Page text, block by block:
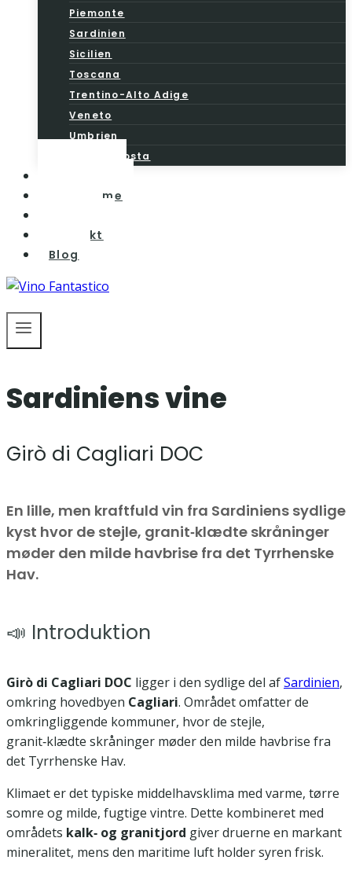
Piemonte
Sardinien
Sicilien
Toscana
Trentino-Alto Adige
Veneto
Umbrien
Valle d’Aosta
Vinturisme
Kontakt
Blog
Sardiniens vine
Girò di Cagliari DOC
En lille, men kraftfuld vin fra Sardiniens sydlige
kyst hvor de stejle, granit‑klædte skråninger
møder den milde havbrise fra det Tyrrhenske
Hav.
📣 Introduktion
Girò di Cagliari DOC ligger i den sydlige del afSardinien,
omkring hovedbyen Cagliari. Området omfatter de
omkringliggende kommuner, hvor de stejle,
granit‑klædte skråninger møder den milde havbrise fra
det Tyrrhenske Hav.
Klimaet er det typiske middelhavsklima med varme, tørre
somre og milde, fugtige vintre. Dette kombineret med
områdets kalk‑ og granitjord giver druerne en markant
mineralitet, mens den maritime luft holder syren frisk.